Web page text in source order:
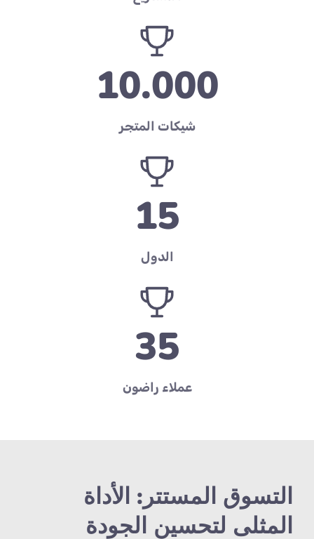
10.000
شيكات المتجر
15
الدول
35
عملاء راضون
التسوق المستتر: الأداة
المثلى لتحسين الجودة